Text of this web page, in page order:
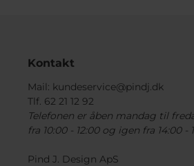
Kontakt
Mail: kundeservice@pindj.dk
Tlf. 62 21 12 92
Telefonen er åben mandag til
fra 10:00 - 12:00 og igen fra 14:00 -
Pind J. Design ApS